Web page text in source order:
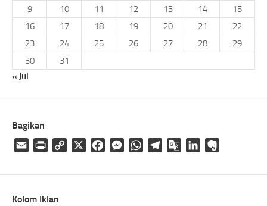
9
10 11 12 13 14
15
16
17 18 19 20 21
22
23
24 25 26 27 28
29
30
31
« Jul
Bagikan
Email
Print
Copy
FacebookMessengerWhatsAppTelegramGoogleLinkedIn
Kolom Iklan